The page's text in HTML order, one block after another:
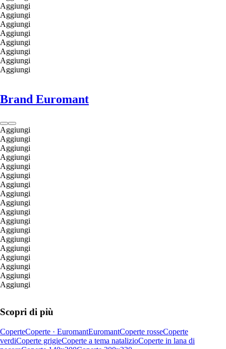
Aggiungi
Aggiungi
Aggiungi
Aggiungi
Aggiungi
Aggiungi
Aggiungi
Aggiungi
Brand Euromant
Aggiungi
Aggiungi
Aggiungi
Aggiungi
Aggiungi
Aggiungi
Aggiungi
Aggiungi
Aggiungi
Aggiungi
Aggiungi
Aggiungi
Aggiungi
Aggiungi
Aggiungi
Aggiungi
Aggiungi
Aggiungi
Scopri di più
CoperteCoperte · EuromantEuromantCoperte rosseCoperte
verdiCoperte grigieCoperte a tema natalizioCoperte in lana di